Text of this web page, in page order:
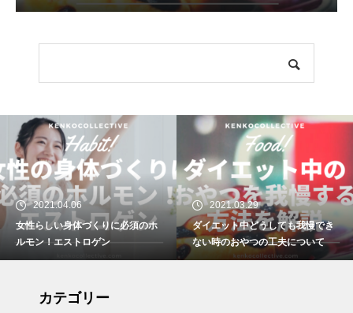
2021.04.06
女性らしい身体づくりに必須のホ
ルモン！エストロゲン
2021.03.29
ダイエット中どうしても我慢でき
ない時のおやつの工夫について
カテゴリー